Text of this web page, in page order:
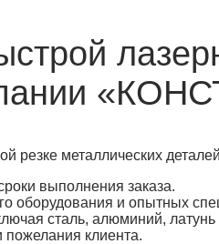
металлических
выполнения заказа.
оборудования и опытных
сталь, алюминий, латунь
пожелания клиента.